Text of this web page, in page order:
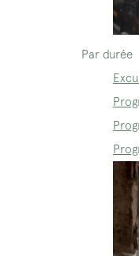
Par durée